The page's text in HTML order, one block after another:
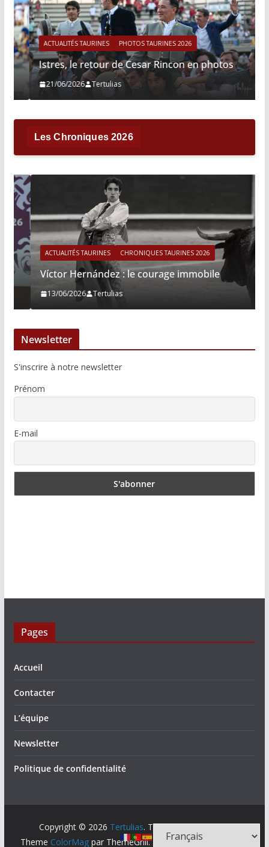
ACTUALITÉS TAURINES PHOTOS TAURINES 2026
Istres, le retour de Cesar Rincon en photos
21/06/2026 Tertulias
Les Chroniques 2026
ACTUALITÉS TAURINES CHRONIQUES TAURINES 2026
Víctor Hernández : le courage immobile
13/06/2026 Tertulias
Newsletter
S'inscrire à notre newsletter
Prénom
E-mail
Pages
Accueil
Contacter
L’équipe
Newsletter
Politique de confidentialité
Copyright © 2026 Tertulias. Tous droits réservés.
Theme ColorMagpar ThemeGrill. Propulsé par